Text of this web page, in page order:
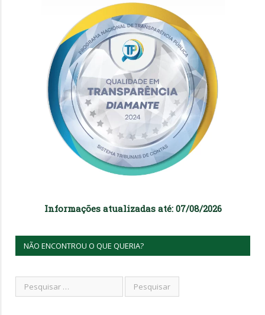
Informações atualizadas até: 07/08/2026
NÃO ENCONTROU O QUE QUERIA?